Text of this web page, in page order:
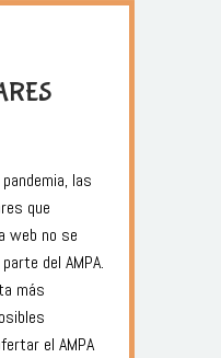
las
que
web no se
del AMPA.
más
el AMPA